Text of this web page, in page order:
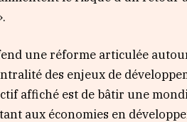
une réforme articulée
des enjeux de
affiché est de bâtir une
aux économies en